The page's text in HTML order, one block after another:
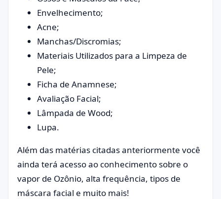
Envelhecimento;
Acne;
Manchas/Discromias;
Materiais Utilizados para a Limpeza de
Pele;
Ficha de Anamnese;
Avaliação Facial;
Lâmpada de Wood;
Lupa.
Além das matérias citadas anteriormente você
ainda terá acesso ao conhecimento sobre o
vapor de Ozônio, alta frequência, tipos de
máscara facial e muito mais!